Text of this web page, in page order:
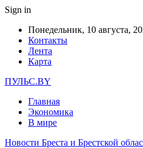
Sign in
Понедельник, 10 августа,
Контакты
Лента
Карта
ПУЛЬС.BY
Главная
Экономика
В мире
Новости Бреста и Брестской